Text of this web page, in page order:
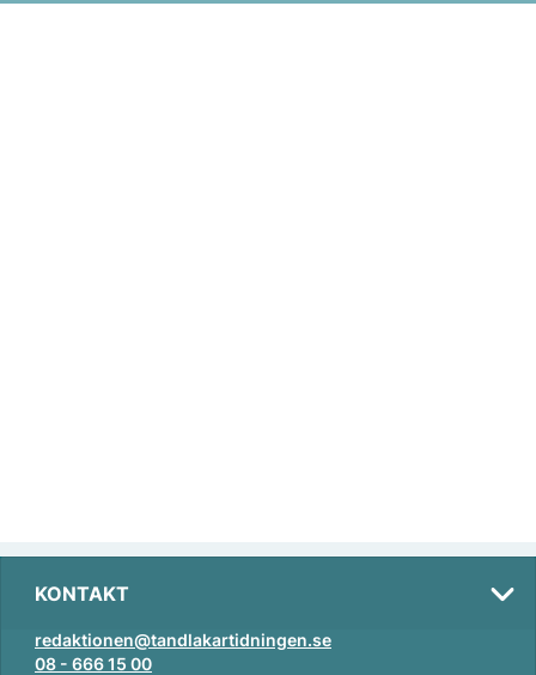
KONTAKT
redaktionen@tandlakartidningen.se
08 - 666 15 00